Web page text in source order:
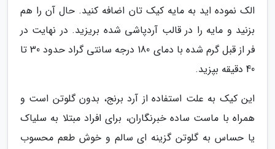
الک نموده اید به مایه کیک تان اضافه کنید. حال آن را هم
بزنید و مایه را در قالب آردپاشی شده بریزید. در نهایت در
فر از قبل گرم شده با دمای 180 درجه سانتی گراد حدود 30 تا
40 دقیقه بپزید.
این کیک به علت استفاده از آرد برنج، بدون گلوتن است و
همراه با ماست ساده خبرنگاران، برای افراد مبتلا به سلیاک
یا حساس به گلوتن گزینه ای سالم و خوش طعم محسوب